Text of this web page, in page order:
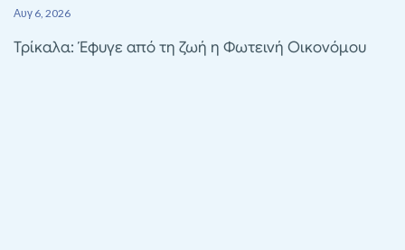
Αυγ 6, 2026
Τρίκαλα: Έφυγε από τη ζωή η Φωτεινή Οικονόμου